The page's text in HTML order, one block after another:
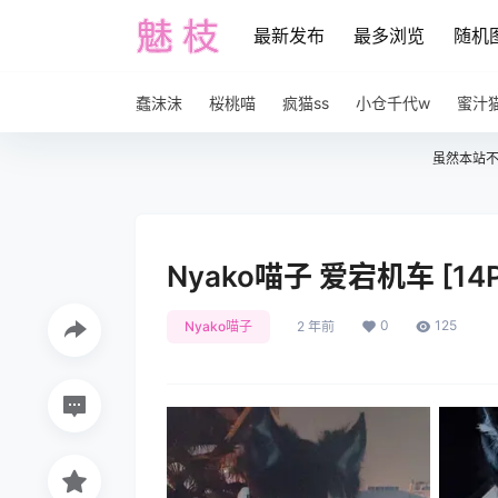
最新发布 最多浏览 随机
蠢沫沫 桜桃喵 疯猫ss 小仓千代w 蜜汁
虽然本站
Nyako喵子 爱宕机车
Nyako喵子 2 年前 0 125